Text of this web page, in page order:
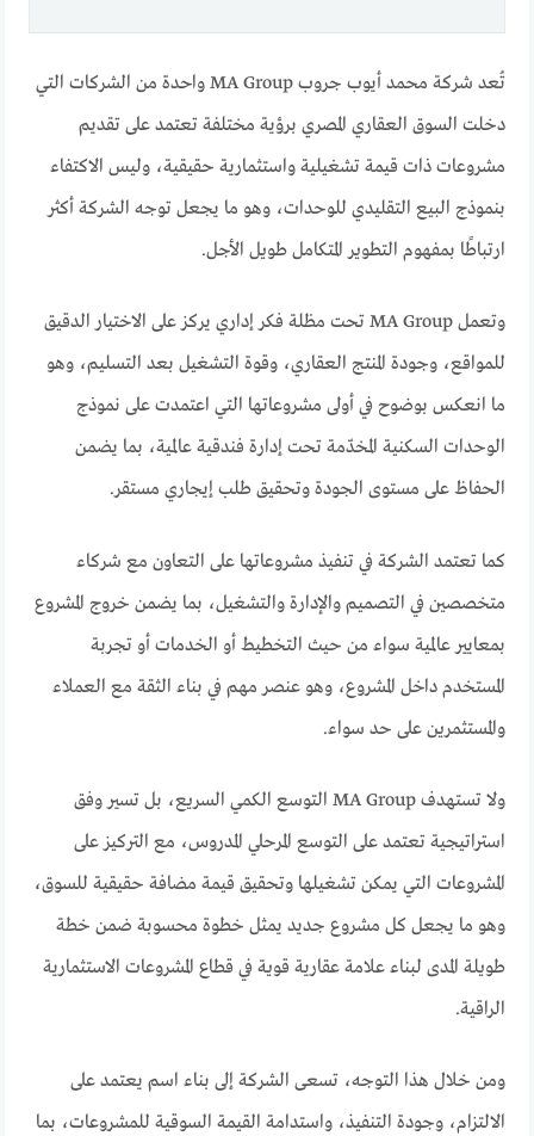
تُعد شركة محمد أيوب جروب MA Group واحدة من الشركات التي
دخلت السوق العقاري المصري برؤية مختلفة تعتمد على تقديم
مشروعات ذات قيمة تشغيلية واستثمارية حقيقية، وليس الاكتفاء
بنموذج البيع التقليدي للوحدات، وهو ما يجعل توجه الشركة أكثر
ارتباطًا بمفهوم التطوير المتكامل طويل الأجل.
وتعمل MA Group تحت مظلة فكر إداري يركز على الاختيار الدقيق
للمواقع، وجودة المنتج العقاري، وقوة التشغيل بعد التسليم، وهو
ما انعكس بوضوح في أولى مشروعاتها التي اعتمدت على نموذج
الوحدات السكنية المخدّمة تحت إدارة فندقية عالمية، بما يضمن
الحفاظ على مستوى الجودة وتحقيق طلب إيجاري مستقر.
كما تعتمد الشركة في تنفيذ مشروعاتها على التعاون مع شركاء
متخصصين في التصميم والإدارة والتشغيل، بما يضمن خروج المشروع
بمعايير عالمية سواء من حيث التخطيط أو الخدمات أو تجربة
المستخدم داخل المشروع، وهو عنصر مهم في بناء الثقة مع العملاء
والمستثمرين على حد سواء.
ولا تستهدف MA Group التوسع الكمي السريع، بل تسير وفق
استراتيجية تعتمد على التوسع المرحلي المدروس، مع التركيز على
المشروعات التي يمكن تشغيلها وتحقيق قيمة مضافة حقيقية للسوق،
وهو ما يجعل كل مشروع جديد يمثل خطوة محسوبة ضمن خطة
طويلة المدى لبناء علامة عقارية قوية في قطاع المشروعات الاستثمارية
الراقية.
ومن خلال هذا التوجه، تسعى الشركة إلى بناء اسم يعتمد على
الالتزام، وجودة التنفيذ، واستدامة القيمة السوقية للمشروعات، بما